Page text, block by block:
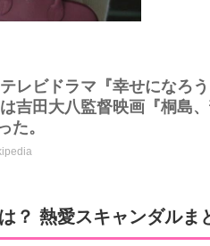
レビドラマ『幸せになろ
吉田大八監督映画『桐島
た。
？ 熱愛スキャンダルま